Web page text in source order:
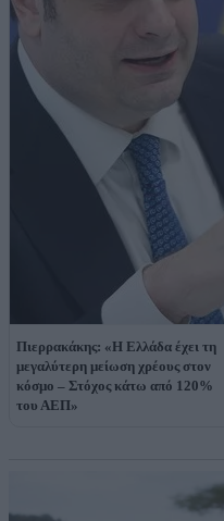
Πιερρακάκης: «Η Ελλάδα έχει τη
μεγαλύτερη μείωση χρέους στον
κόσμο – Στόχος κάτω από 120%
του ΑΕΠ»